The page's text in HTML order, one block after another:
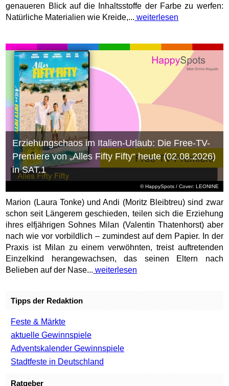
genaueren Blick auf die Inhaltsstoffe der Farbe zu werfen:
Natürliche Materialien wie Kreide,... weiterlesen
© HappySpots / Cover: LEONINE
Erziehungschaos im Italien-Urlaub: Die Free-TV-
Premiere von „Alles Fifty Fifty“ heute (02.08.2026)
in SAT.1
Marion (Laura Tonke) und Andi (Moritz Bleibtreu) sind zwar
schon seit Längerem geschieden, teilen sich die Erziehung
ihres elfjährigen Sohnes Milan (Valentin Thatenhorst) aber
nach wie vor vorbildlich – zumindest auf dem Papier. In der
Praxis ist Milan zu einem verwöhnten, treist auftretenden
Einzelkind herangewachsen, das seinen Eltern nach
Belieben auf der Nase... weiterlesen
Tipps der Redaktion
Feste & Märkte
aktuelle Gewinnspiele
Adventskalender Gewinnspiele
Stadtfeste in Deutschland
Ratgeber